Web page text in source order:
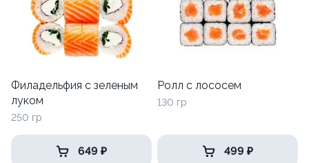
Филадельфия с зеленым
луком
250 гр
649 ₽
Ролл с лососем
130 гр
499 ₽